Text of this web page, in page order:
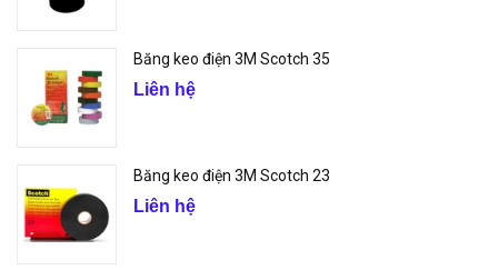
Băng keo điện 3M Scotch 35
Liên hệ
Băng keo điện 3M Scotch 23
Liên hệ